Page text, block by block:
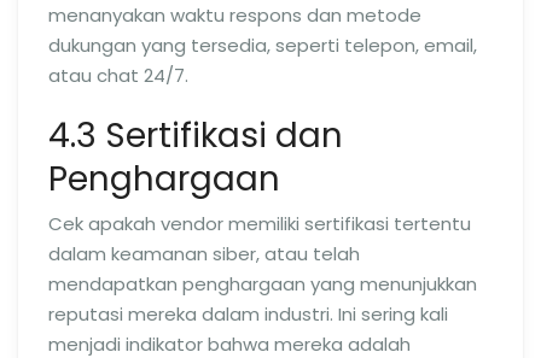
menanyakan waktu respons dan metode
dukungan yang tersedia, seperti telepon, email,
atau chat 24/7.
4.3 Sertifikasi dan
Penghargaan
Cek apakah vendor memiliki sertifikasi tertentu
dalam keamanan siber, atau telah
mendapatkan penghargaan yang menunjukkan
reputasi mereka dalam industri. Ini sering kali
menjadi indikator bahwa mereka adalah